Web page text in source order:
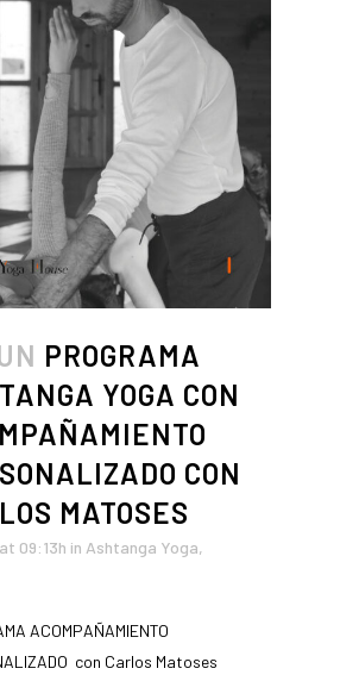
PROGRAMA
YOGA CON
CON
MATOSES
09:13h in Ashtanga Yoga,
ACOMPAÑAMIENTO
con Carlos Matoses